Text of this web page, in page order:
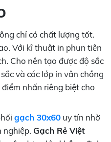
chỉ có chất lượng tốt.
Với kĩ thuật in phun tiên
Cho nên tạo được độ sắc
và các lớp in vân chồng
nhấn riêng biệt cho
gạch 30x60uy tín nhờ
nghiệp. Gạch Rẻ Việt